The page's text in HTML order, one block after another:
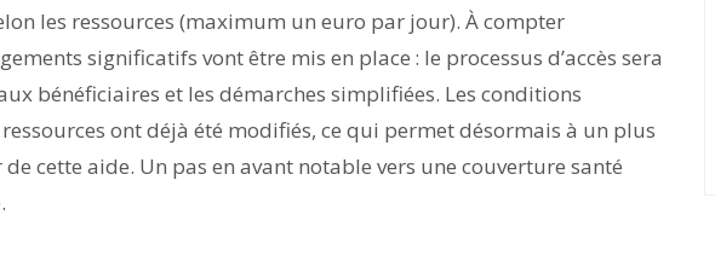
les ressources (maximum un euro par jour). À compter
significatifs vont être mis en place : le processus d’accès sera
bénéficiaires et les démarches simplifiées. Les conditions
ont déjà été modifiés, ce qui permet désormais à un plus
cette aide. Un pas en avant notable vers une couverture santé